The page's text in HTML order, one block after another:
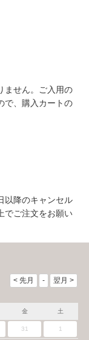
ません。ご入用の
で、購入カートの
以降のキャンセル
でご注文をお願い
金 土
31 1